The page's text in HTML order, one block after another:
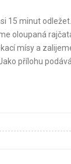
15 minut
oloupaná
mísy a
přílohu